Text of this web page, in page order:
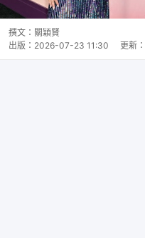
撰文： 關穎賢
出版： 2026-07-23 11:30 更新：